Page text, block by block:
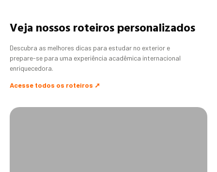
Veja nossos roteiros personalizados
Descubra as melhores dicas para estudar no exterior e
prepare-se para uma experiência acadêmica internacional
enriquecedora.
Acesse todos os roteiros ➚